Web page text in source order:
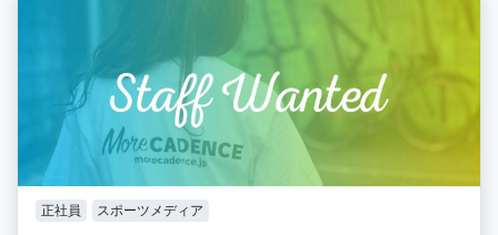
正社員 スポーツメディア